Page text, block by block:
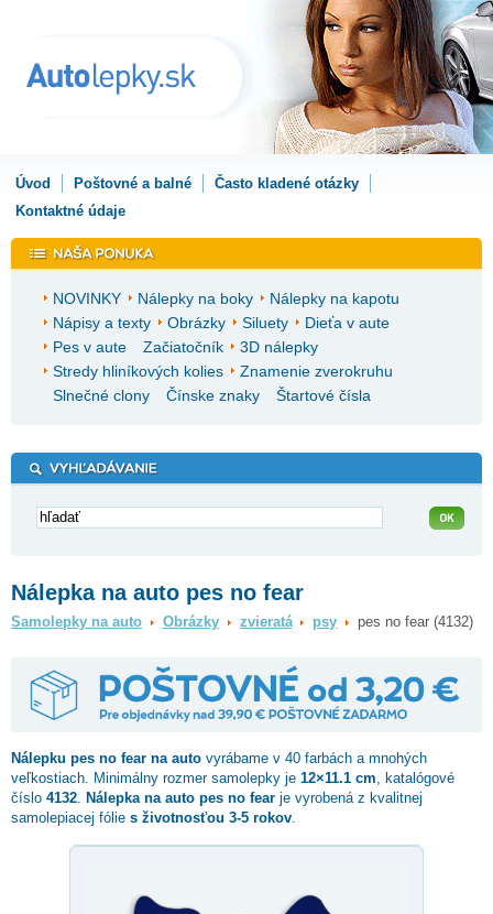
Úvod Poštovné a balné
Často kladené otázky
Kontaktné údaje
NOVINKY Nálepky na boky
Nálepky na kapotu
Nápisy a texty
Obrázky Siluety
Dieťa v aute
Pes v aute
Začiatočník
3D nálepky
Stredy hliníkových kolies
Znamenie zverokruhu
Slnečné clony
Čínske znaky Štartové čísla
Nálepka na auto pes no fear
Samolepky na auto Obrázky zvieratá psy pes no fear (4132)
Nálepku pes no fear na auto vyrábame v 40 farbách a mnohých
veľkostiach. Minimálny rozmer samolepky je 12×11.1 cm , katalógové
číslo 4132 Nálepka na auto pes no fear je vyrobená z kvalitnej
samolepiacej fólie s životnosťou 3-5 rokov